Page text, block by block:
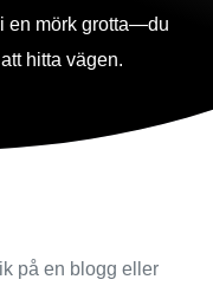
en mörk grotta—du
hitta vägen.
på en blogg eller